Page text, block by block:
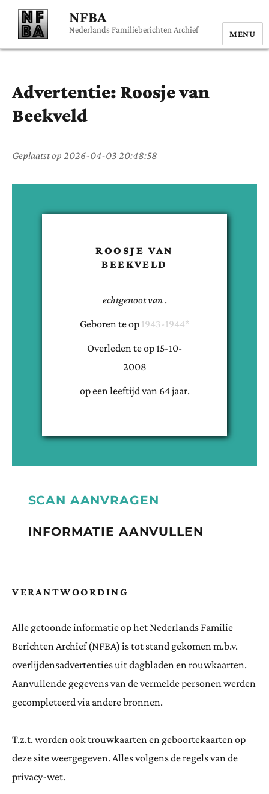
NFBA
Nederlands Familieberichten Archief MENU
Advertentie: Roosjevan
Beekveld
Geplaatst op 2026-04-03 20:48:58
ROOSJE VAN
BEEKVELD
echtgenoot van .
Geboren teop 1943-1944*
Overleden teop 15-10-
2008
op een leeftijd van 64jaar.
SCAN AANVRAGEN
INFORMATIE AANVULLEN
VERANTWOORDING
Alle getoonde informatie op het Nederlands Familie
Berichten Archief (NFBA) is tot stand gekomen m.b.v.
overlijdensadvertenties uit dagbladen en rouwkaarten.
Aanvullende gegevens van de vermelde personen werden
gecompleteerd via andere bronnen.
T.z.t. worden ook trouwkaarten en geboortekaarten op
deze site weergegeven. Alles volgens de regels van de
privacy-wet.